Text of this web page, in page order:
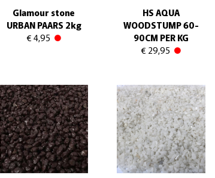
Glamour stone
URBAN PAARS 2kg
€ 4,95
HS AQUA
WOODSTUMP 60-
90CM PER KG
€ 29,95